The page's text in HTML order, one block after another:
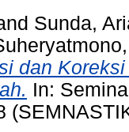
Sunda,
dan
In: